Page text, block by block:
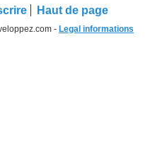
Haut de page
- Legal informations